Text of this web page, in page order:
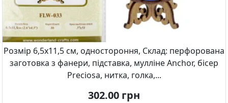
Розмір 6,5х11,5 см, одностороння, Склад: перфорована
заготовка з фанери, підставка, мулліне Anchor, бісер
Preciosa, нитка, голка,...
302.00 грн